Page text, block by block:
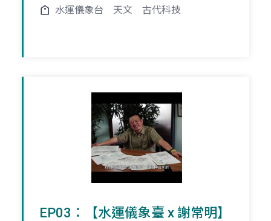
水運儀象台 天文 古代科技
EP03：【水運儀象臺 x 謝常明】